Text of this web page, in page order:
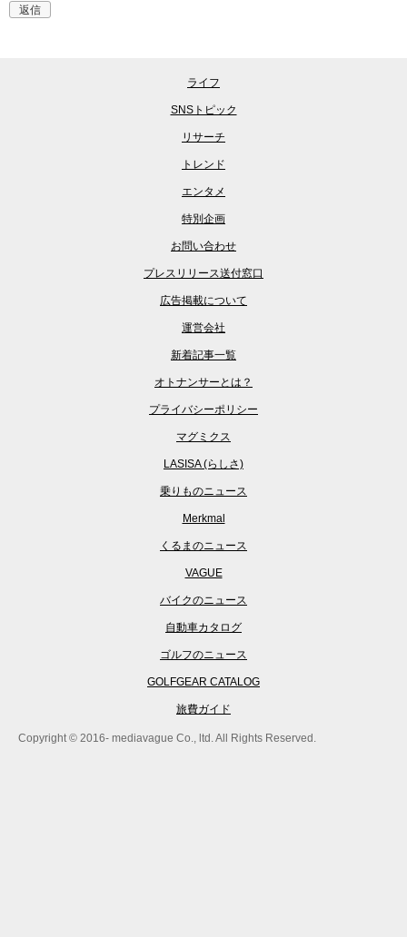
返信
ライフ
SNSトピック
リサーチ
トレンド
エンタメ
特別企画
お問い合わせ
プレスリリース送付窓口
広告掲載について
運営会社
新着記事一覧
オトナンサーとは？
プライバシーポリシー
マグミクス
LASISA (らしさ)
乗りものニュース
Merkmal
くるまのニュース
VAGUE
バイクのニュース
自動車カタログ
ゴルフのニュース
GOLFGEAR CATALOG
旅費ガイド
Copyright © 2016- mediavague Co., ltd. All Rights Reserved.